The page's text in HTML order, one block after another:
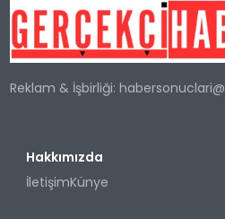
SPOR
TEKNOLOJI
YAŞAM
Reklam & İşbirliği:
Hakkımızda
İletişimKünye